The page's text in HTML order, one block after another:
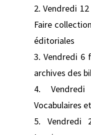
2. Vendredi
Faire
éditoriales
3. Vendredi 6
archives des
4.
Vocabulaires
5. Vendredi